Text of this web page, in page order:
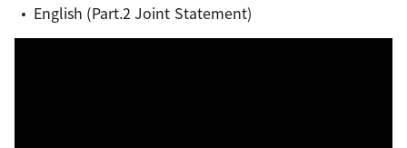
English (Part.2 Joint Statement)